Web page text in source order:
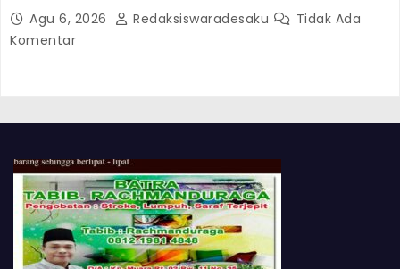
Agu 6, 2026 Redaksiswaradesaku
Tidak Ada
Komentar